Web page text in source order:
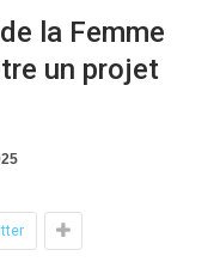
la Femme
un projet